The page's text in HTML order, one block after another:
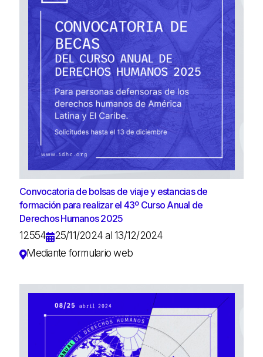
Convocatoria de bolsas de viaje y estancias de
formación para realizar el 43º Curso Anual de
Derechos Humanos 2025
12554
25/11/2024 al 13/12/2024
Mediante formulario web